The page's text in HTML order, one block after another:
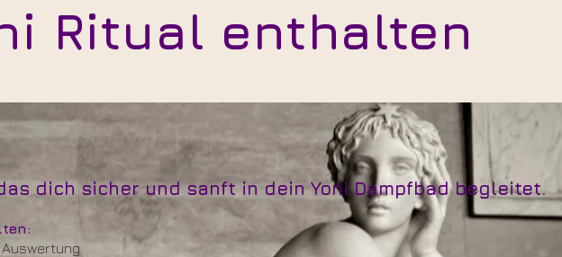
Ritual enthalten
dich sicher und sanft in dein Yoni Dampfbad begleitet.